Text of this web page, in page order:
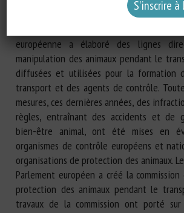
lumière de ces conclusions, et compte
européenne a élaboré des lignes
manipulation des animaux pendant le
diffusées et utilisées pour la formation
transport et des agents de contrôle.
mesures, ces dernières années, des
règles, entraînant des accidents et de
bien-être animal, ont été mises en
organismes de contrôle européens et
organisations de protection des animaux.
Parlement européen a créé la commission
protection des animaux pendant le
travaux de la commission ont porté sur